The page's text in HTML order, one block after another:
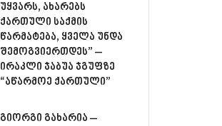
უყვარს, ახარებს
ქართული საქმის
წარმატება, ყველა უნდა
შემოგვიერთდეს” –
ირაკლი ჯაბუა ჯგუფზე
“აწარმოე ქართული”
გიორგი გახარია –